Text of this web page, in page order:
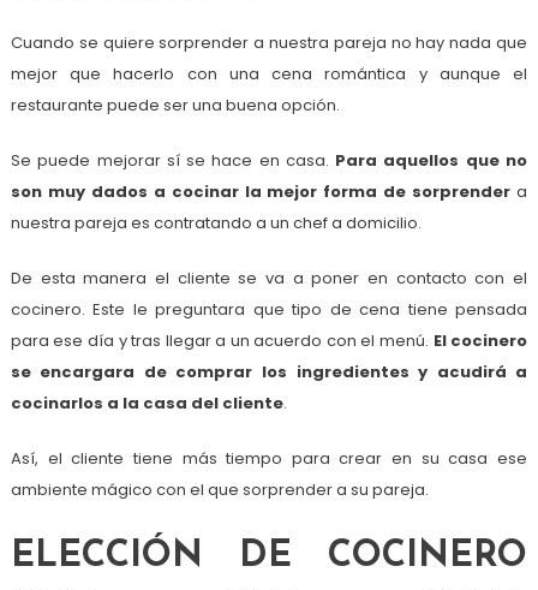
Cuando se quiere sorprender a nuestra pareja no hay nada que
mejor que hacerlo con una cena romántica y aunque el
restaurante puede ser una buena opción.
Se puede mejorar sí se hace en casa. Para aquellos que no
son muy dados a cocinar la mejor forma de sorprender a
nuestra pareja es contratando a un chef a domicilio.
De esta manera el cliente se va a poner en contacto con el
cocinero. Este le preguntara que tipo de cena tiene pensada
para ese día y tras llegar a un acuerdo con el menú. El cocinero
se encargara de comprar los ingredientes y acudirá a
cocinarlos a la casa del cliente.
Así, el cliente tiene más tiempo para crear en su casa ese
ambiente mágico con el que sorprender a su pareja.
ELECCIÓN DE COCINERO